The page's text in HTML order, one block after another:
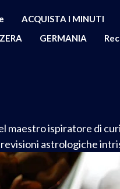
ACQUISTA I MINUTI
GERMANIA
maestro ispiratore di
astrologiche